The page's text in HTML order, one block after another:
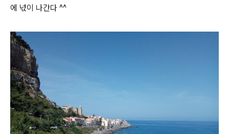
에 넋이 나간다 ^^